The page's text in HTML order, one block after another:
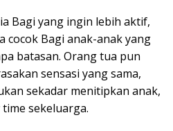
Bagi yang ingin lebih aktif,
cocok Bagi anak-anak yang
batasan. Orang tua pun
sensasi yang sama,
sekadar menitipkan anak,
sekeluarga.